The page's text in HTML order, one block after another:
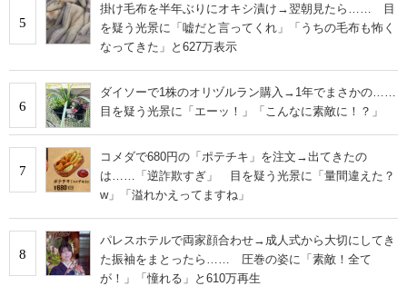
5
掛け毛布を半年ぶりにオキシ漬け→翌朝見たら…… 目
を疑う光景に「嘘だと言ってくれ」「うちの毛布も怖く
なってきた」と627万表示
6
ダイソーで1株のオリヅルラン購入→1年でまさかの……
目を疑う光景に「エーッ！」「こんなに素敵に！？」
7
コメダで680円の「ポテチキ」を注文→出てきたの
は……「逆詐欺すぎ」 目を疑う光景に「量間違えた？
w」「溢れかえってますね」
8
パレスホテルで両家顔合わせ→成人式から大切にしてき
た振袖をまとったら…… 圧巻の姿に「素敵！全て
が！」「憧れる」と610万再生